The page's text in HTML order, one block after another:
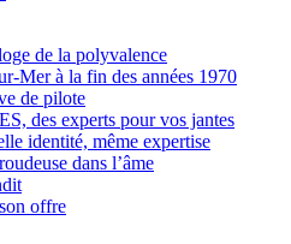
de la polyvalence
Mer à la fin des années 1970
de pilote
des experts pour vos jantes
identité, même expertise
dans l’âme
offre